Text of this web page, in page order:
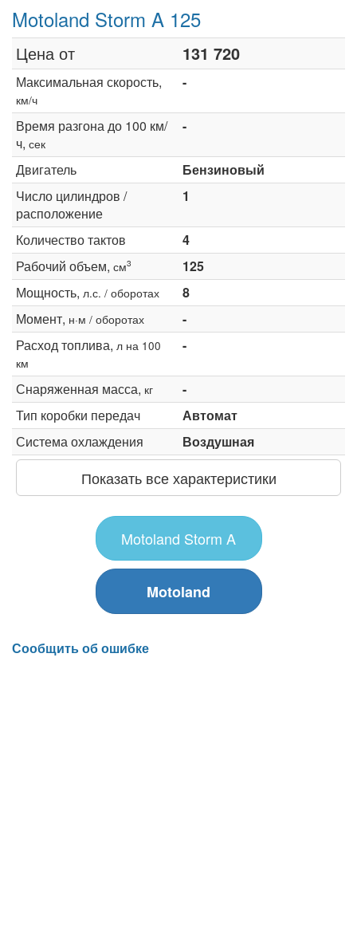
Motoland Storm A 125
Цена от 131 720
Максимальная скорость,
км/ч
-
Время разгона до 100 км/
ч, сек
-
Двигатель
Бензиновый
Число цилиндров /
расположение
1
Количество тактов
4
Рабочий объем, см3
125
Мощность, л.с. / оборотах
8
Момент, н·м / оборотах
-
Расход топлива, л на 100
км
-
Снаряженная масса, кг
-
Тип коробки передач
Автомат
Система охлаждения
Воздушная
Показать все характеристики
Motoland Storm A
Motoland
Сообщить об ошибке